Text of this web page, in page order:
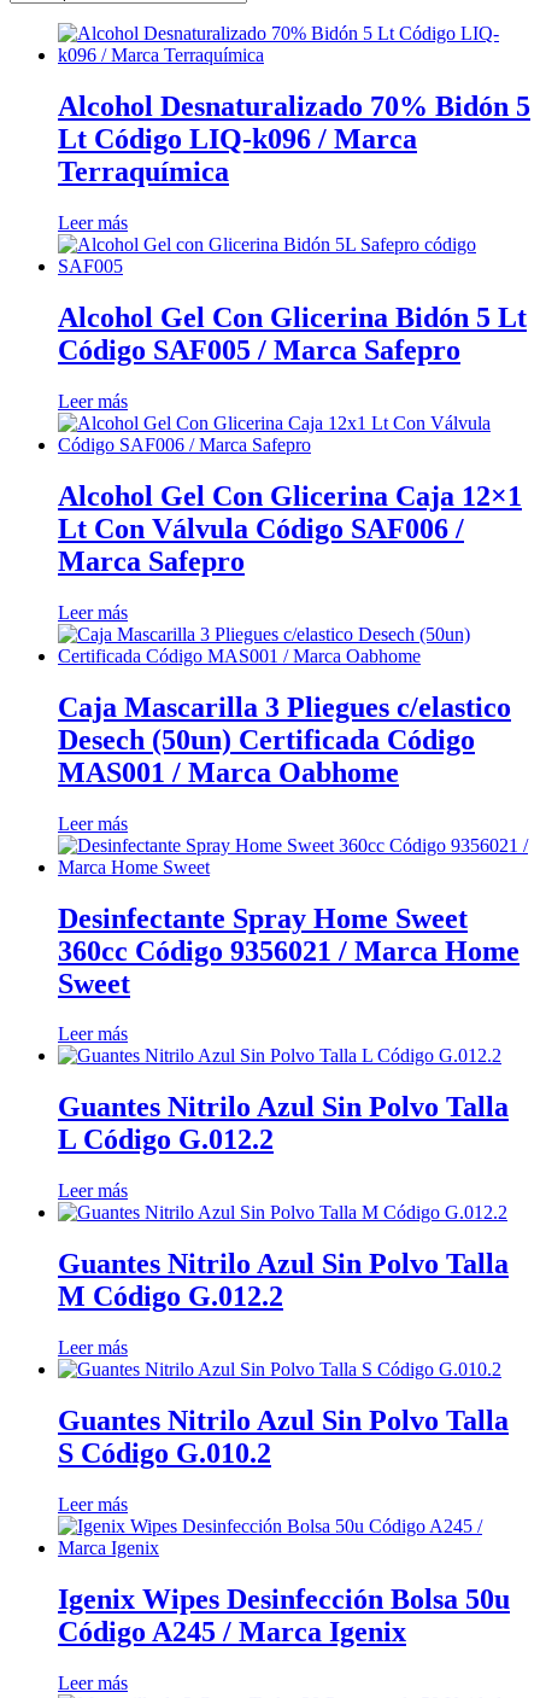
Alcohol Desnaturalizado 70% Bidón 5
Lt Código LIQ-k096 / Marca
Terraquímica
Leer más
Alcohol Gel Con Glicerina Bidón 5 Lt
Código SAF005 / Marca Safepro
Leer más
Alcohol Gel Con Glicerina Caja 12×1
Lt Con Válvula Código SAF006 /
Marca Safepro
Leer más
Caja Mascarilla 3 Pliegues c/elastico
Desech (50un) Certificada Código
MAS001 / Marca Oabhome
Leer más
Desinfectante Spray Home Sweet
360cc Código 9356021 / Marca Home
Sweet
Leer más
Guantes Nitrilo Azul Sin Polvo Talla
L Código G.012.2
Leer más
Guantes Nitrilo Azul Sin Polvo Talla
M Código G.012.2
Leer más
Guantes Nitrilo Azul Sin Polvo Talla
S Código G.010.2
Leer más
Igenix Wipes Desinfección Bolsa 50u
Código A245 / Marca Igenix
Leer más